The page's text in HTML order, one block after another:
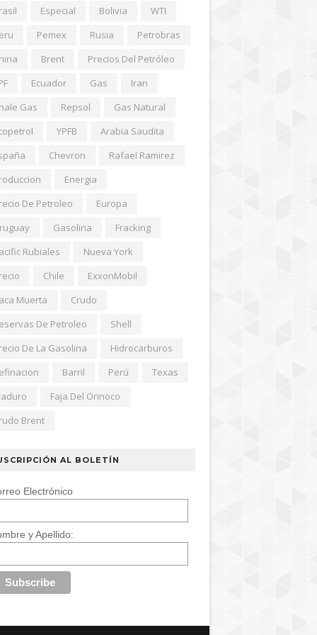
Especial Bolivia
WTI
Pemex Rusia
Petrobras
Brent
Precios Del Petróleo
Ecuador Gas
Iran
Gas
Repsol
Gas Natural
YPFB
Arabia Saudita
Chevron
Rafael Ramirez
Energia
De Petroleo
Europa
Gasolina
Fracking
Rubiales
Nueva York
Chile
ExxonMobil
Muerta
Crudo
De Petroleo
Shell
De La Gasolina
Hidrocarburos
Barril Perú
Texas
Faja Del Orinoco
Brent
AL BOLETÍN
Electrónico
y Apellido: